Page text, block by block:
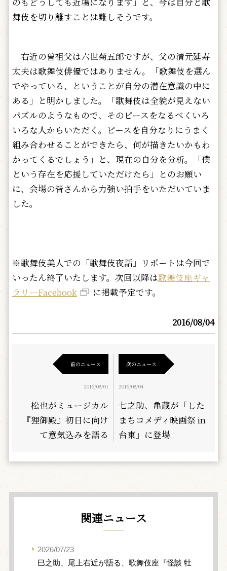
舞伎を切り離すことは難しそうです。
右近の曽祖父は六世菊五郎ですが、父の清元延寿
太夫は歌舞伎俳優ではありません。「歌舞伎を選ん
でやっている、ということが自分の潜在意識の中に
ある」と明かしました。「歌舞伎は全貌が見えない
パズルのようなもので、そのピースをなるべくいろ
いろな人からいただく。ピースを自分なりにうまく
組み合わせることができたら、何が描きたいかもわ
かってくるでしょう」と、現在の自分を分析。「僕
という存在を応援していただけたら」とのお願い
に、会場の皆さんから力強い拍手をいただいていま
した。
※歌舞伎美人での「歌舞伎夜話」リポートは今回で
いったん終了いたします。次回以降は歌舞伎座ギャ
ラリーFacebook
に掲載予定です。
2016/08/04
前のニュース
2016/08/01
松也がミュージカル
『狸御殿』初日に向け
て意気込みを語る
次のニュース
2016/08/04
七之助、亀蔵が「した
まちコメディ映画祭 in
台東」に登場
関連ニュース
2026/07/23
巳之助、尾上右近が語る、歌舞伎座『怪談 牡